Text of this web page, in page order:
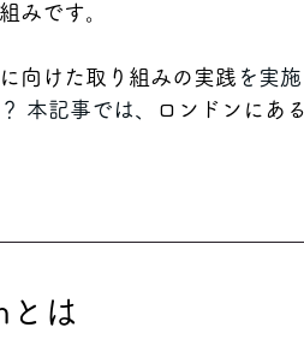
みです。
向けた取り組みの実践 を実
本記事では、
ロンドンにあ
とは